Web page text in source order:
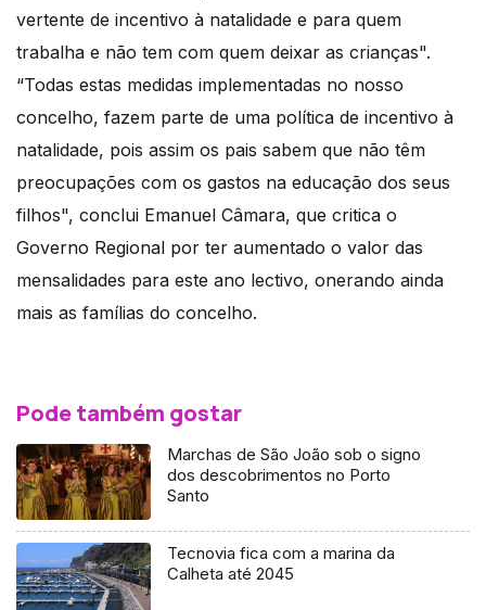
vertente de incentivo à natalidade e para quem
trabalha e não tem com quem deixar as crianças".
“Todas estas medidas implementadas no nosso
concelho, fazem parte de uma política de incentivo à
natalidade, pois assim os pais sabem que não têm
preocupações com os gastos na educação dos seus
filhos", conclui Emanuel Câmara, que critica o
Governo Regional por ter aumentado o valor das
mensalidades para este ano lectivo, onerando ainda
mais as famílias do concelho.
Pode também gostar
Marchas de São João sob o signo
dos descobrimentos no Porto
Santo
Tecnovia fica com a marina da
Calheta até 2045